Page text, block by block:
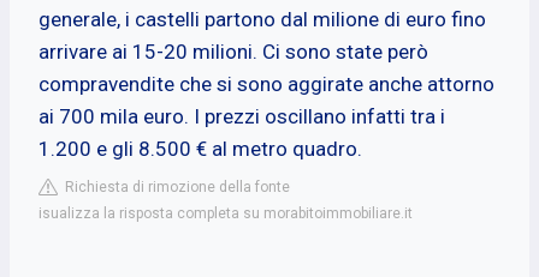
generale, i castelli partono dal milione di euro fino
arrivare ai 15-20 milioni. Ci sono state però
compravendite che si sono aggirate anche attorno
ai 700 mila euro. I prezzi oscillano infatti tra i
1.200 e gli 8.500 € al metro quadro.
Richiesta di rimozione della fonte
isualizza la risposta completa su morabitoimmobiliare.it